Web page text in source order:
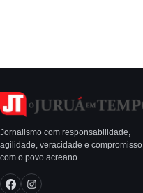
Jornalismo com responsabilidade,
agilidade, veracidade e compromisso
com o povo acreano.